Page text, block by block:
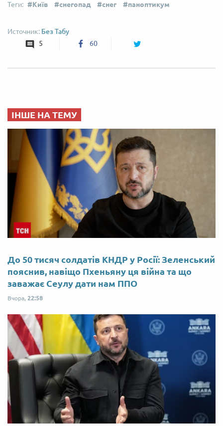
Київ снегопад снег паноптикум
Без Табу
5
60
ІНШЕ НА ТЕМУ
До 50 тисяч солдатів КНДР у Росії: Зеленський
пояснив, навіщо Пхеньяну ця війна та що
заважає Сеулу дати нам ППО
Вчора, 22:58